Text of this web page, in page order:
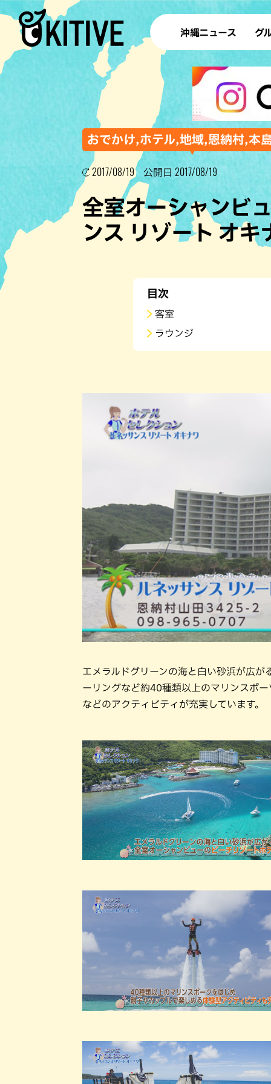
沖縄ニュース グ
ラ
テイ
すし
沖
ステー
その他
おでかけ,ホテル,地域,恩納村,本
2017/08/19 公開日 2017/08/19
全室オーシャンビ
ンス リゾート オキ
目次
客室
ラウンジ
エメラルドグリーンの海と白い砂浜が広
ーリングなど約40種類以上のマリンスポ
などのアクティビティが充実しています。